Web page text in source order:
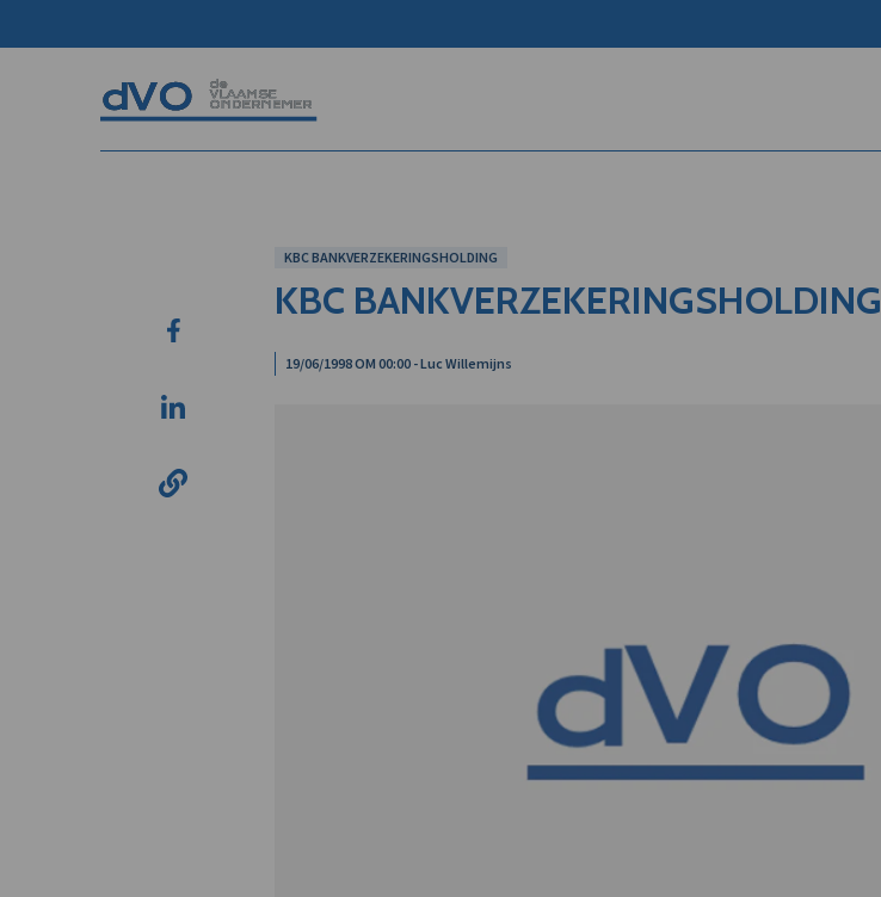
KBC BANKVERZEKERINGSHOLDING
KBC BANKVERZEKERINGSHOLDING
19/06/1998 OM 00:00 - Luc Willemijns